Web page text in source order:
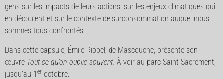
gens sur les impacts de leurs actions, sur les enjeux climatiques qui
en découlent et sur le contexte de surconsommation auquel nous
sommes tous confrontés.
Dans cette capsule, Émile Riopel, de Mascouche, présente son
œuvre Tout ce qu’on oublie souvent. À voir au parc Saint-Sacrement,
jusqu’au 1 er octobre.